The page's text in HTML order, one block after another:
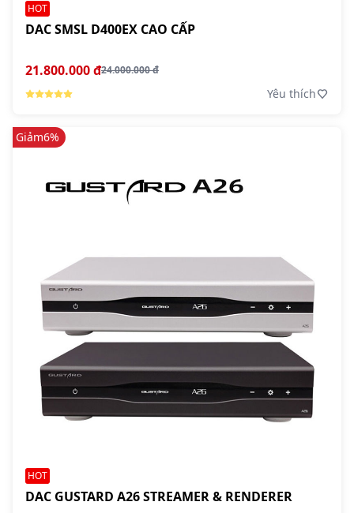
HOT
DAC SMSL D400EX CAO CẤP
21.800.000 đ24.000.000 đ
Yêu thích
Giảm6%
HOT
DAC GUSTARD A26 STREAMER & RENDERER